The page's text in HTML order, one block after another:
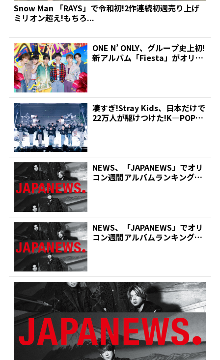
Snow Man 「RAYS」で令和初!2作連続初週売り上げ
ミリオン超え!もちろ...
ONE N’ ONLY、グループ史上初!
新アルバム「Fiesta」がオリコ
凄すぎ!Stray Kids、日本だけで
22万人が駆けつけた!K―POP史
NEWS、「JAPANEWS」でオリ
コン週間アルバムランキング16
NEWS、「JAPANEWS」でオリ
コン週間アルバムランキング16